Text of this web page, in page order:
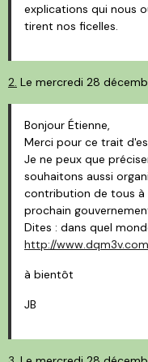
explications qui nous
tirent nos ficelles.
2. Le mercredi 28
Bonjour Étienne,
Merci pour ce trait
Je ne peux que
souhaitons aussi
contribution de tous à
prochain
Dites : dans quel
http://
à bientôt
JB